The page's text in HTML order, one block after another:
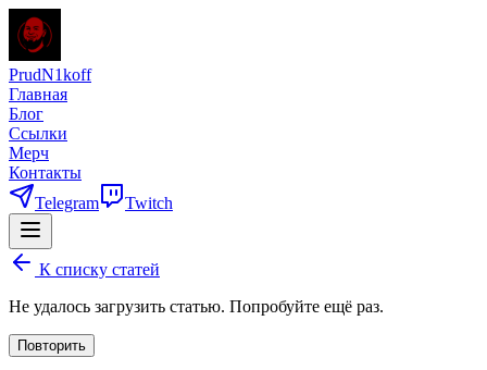
PrudN1koff
Главная
Блог
Ссылки
Мерч
Контакты
Telegram
Twitch
К списку статей
Не удалось загрузить статью. Попробуйте ещё раз.
Повторить